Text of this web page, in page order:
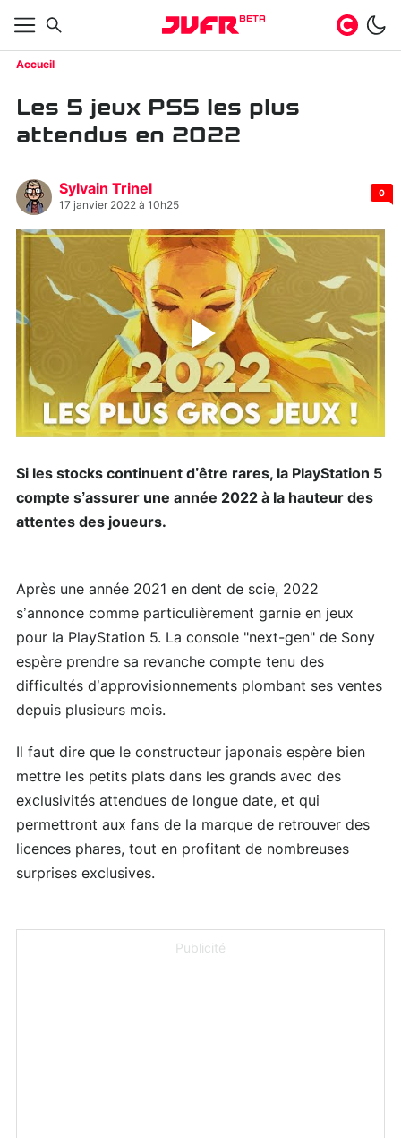
BETA
Accueil
Les 5 jeux PS5 les plus
attendus en 2022
Sylvain Trinel
17 janvier 2022 à 10h25
0
Si les stocks continuent d’être rares, la PlayStation 5
compte s’assurer une année 2022 à la hauteur des
attentes des joueurs.
Après une année 2021 en dent de scie, 2022
s’annonce comme particulièrement garnie en jeux
pour la PlayStation 5. La console "next-gen" de Sony
espère prendre sa revanche compte tenu des
difficultés d’approvisionnements plombant ses ventes
depuis plusieurs mois.
Il faut dire que le constructeur japonais espère bien
mettre les petits plats dans les grands avec des
exclusivités attendues de longue date, et qui
permettront aux fans de la marque de retrouver des
licences phares, tout en profitant de nombreuses
surprises exclusives.
Publicité